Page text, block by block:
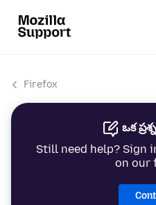
Firefox
ఒక
Still need help? Sign
on our